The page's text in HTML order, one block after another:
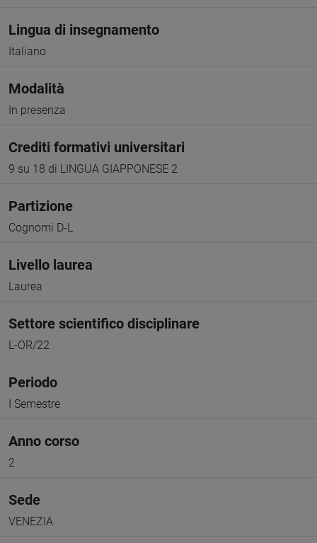
Lingua di insegnamento
Italiano
Modalità
In presenza
Crediti formativi universitari
9 su 18 di LINGUA GIAPPONESE 2
Partizione
Cognomi D-L
Livello laurea
Laurea
Settore scientifico disciplinare
L-OR/22
Periodo
I Semestre
Anno corso
2
Sede
VENEZIA